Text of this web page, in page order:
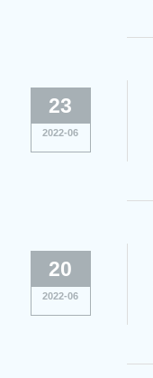
23
2022-06
20
2022-06